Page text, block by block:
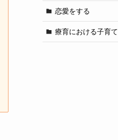
恋愛をする
療育における子育て